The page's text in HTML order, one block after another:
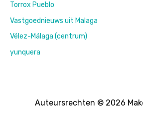
Torrox Pueblo
Vastgoednieuws uit Malaga
Vélez-Málaga (centrum)
yunquera
Auteursrechten © 2026